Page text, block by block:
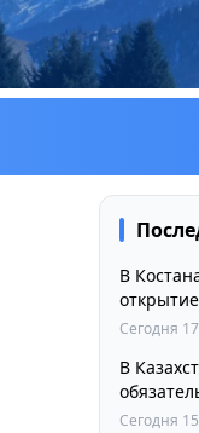
В
Сегодня
В
Сегодня